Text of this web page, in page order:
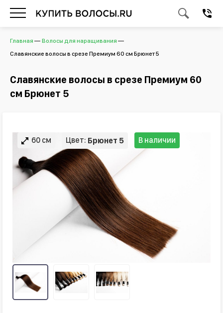
Главная
Волосы для наращивания
Славянские волосы в срезе Премиум 60 см Брюнет 5
Славянские волосы в срезе Премиум 60
см Брюнет 5
60 см Цвет: Брюнет 5 В наличии